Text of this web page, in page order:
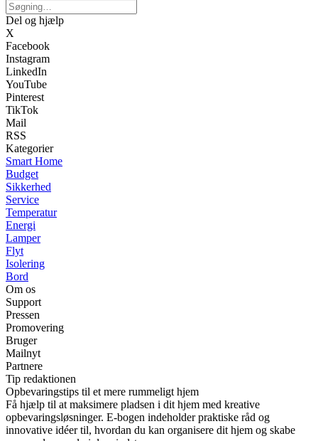
Del og hjælp
X
Facebook
Instagram
LinkedIn
YouTube
Pinterest
TikTok
Mail
RSS
Kategorier
Smart Home
Budget
Sikkerhed
Service
Temperatur
Energi
Lamper
Flyt
Isolering
Bord
Om os
Support
Pressen
Promovering
Bruger
Mailnyt
Partnere
Tip redaktionen
Opbevaringstips til et mere rummeligt hjem
Få hjælp til at maksimere pladsen i dit hjem med kreative
opbevaringsløsninger. E-bogen indeholder praktiske råd og
innovative idéer til, hvordan du kan organisere dit hjem og skabe